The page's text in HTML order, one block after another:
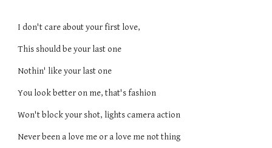
I don't care about your first love,
This should be your last one
Nothin' like your last one
You look better on me, that's fashion
Won't block your shot, lights camera action
Never been a love me or a love me not thing